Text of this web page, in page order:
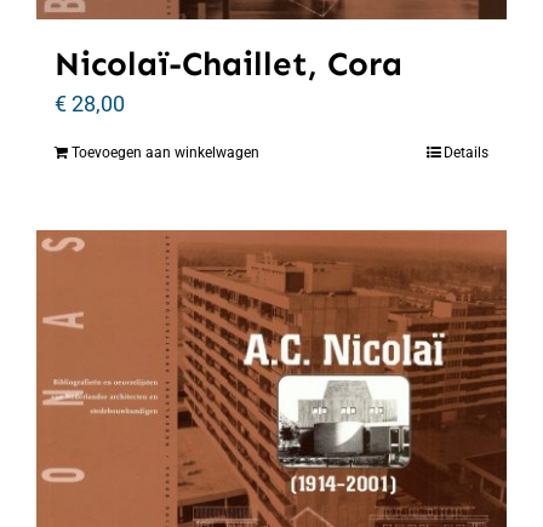
Nicolaï-Chaillet, Cora
€28,00
Toevoegen aan winkelwagen Details